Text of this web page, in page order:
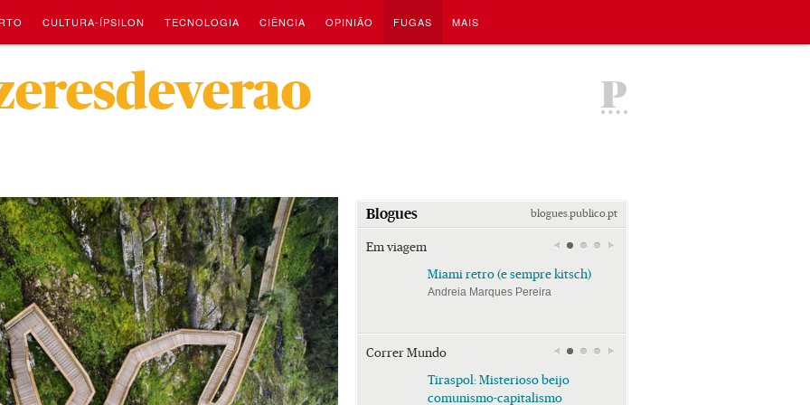
CULTURA-ÍPSILON TECNOLOGIA CIÊNCIA OPINIÃO FUGAS MAIS
- P
Blogues blogues.publico.pt
Em viagem
Miami retro (e sempre kitsch)
Andreia Marques Pereira
Correr Mundo
Tiraspol: Misterioso beijo
comunismo-capitalismo